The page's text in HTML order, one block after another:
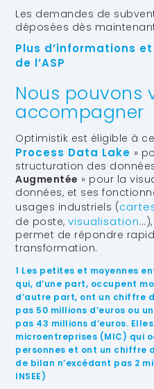
Les demandes de
déposées dès
Plus d’informations
de l’ASP
Nous pouvons
accompagner
Optimistik est éligible à
Process Data Lake »
structuration des
Augmentée » pour la
données, et ses
usages industriels (
de poste,visualisation
permet de répondre
transformation.
1 Les petites et moyennes
qui, d’une part, occupent
d’autre part, ont un chiffre
pas 50 millions d’euros ou
pas 43 millions d’euros.
microentreprises (MIC) qui
personnes et ont un chiffre
de bilan n’excédant pas 2
INSEE)